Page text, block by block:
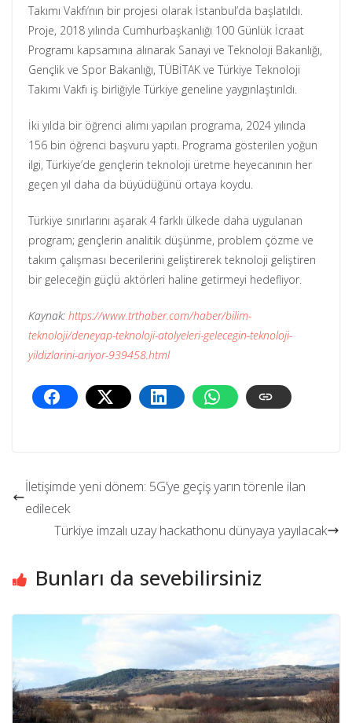
Takımı Vakfı’nın bir projesi olarak İstanbul’da başlatıldı.
Proje, 2018 yılında Cumhurbaşkanlığı 100 Günlük İcraat
Programı kapsamına alınarak Sanayi ve Teknoloji Bakanlığı,
Gençlik ve Spor Bakanlığı, TÜBİTAK ve Türkiye Teknoloji
Takımı Vakfı iş birliğiyle Türkiye geneline yaygınlaştırıldı.
İki yılda bir öğrenci alımı yapılan programa, 2024 yılında
156 bin öğrenci başvuru yaptı. Programa gösterilen yoğun
ilgi, Türkiye’de gençlerin teknoloji üretme heyecanının her
geçen yıl daha da büyüdüğünü ortaya koydu.
Türkiye sınırlarını aşarak 4 farklı ülkede daha uygulanan
program; gençlerin analitik düşünme, problem çözme ve
takım çalışması becerilerini geliştirerek teknoloji geliştiren
bir geleceğin güçlü aktörleri haline getirmeyi hedefliyor.
Kaynak: https://www.trthaber.com/haber/bilim-
teknoloji/deneyap-teknoloji-atolyeleri-gelecegin-teknoloji-
yildizlarini-ariyor-939458.html
İletişimde yeni dönem: 5G’ye geçiş yarın törenle ilan
edilecek
Türkiye imzalı uzay hackathonu dünyaya yayılacak
Bunları da sevebilirsiniz